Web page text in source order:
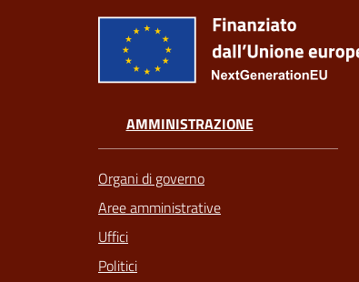
AMMINISTRAZIONE
Organi di governo
Aree amministrative
Uffici
Politici